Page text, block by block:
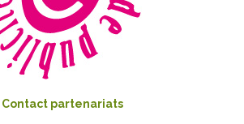
Contact partenariats